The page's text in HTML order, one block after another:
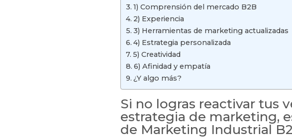
1) Comprensión del mercado B2B
2) Experiencia
3) Herramientas de marketing actualizadas
4) Estrategia personalizada
5) Creatividad
6) Afinidad y empatía
¿Y algo más?
Si no logras reactivar tus
estrategia de marketing,
de Marketing Industrial